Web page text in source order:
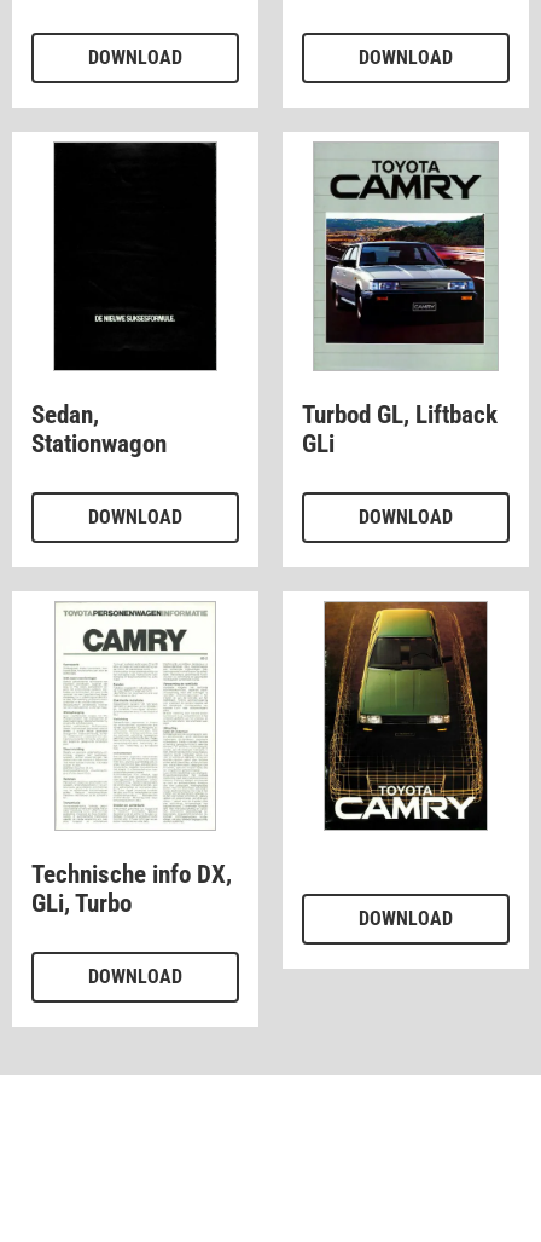
DOWNLOAD DOWNLOAD
Sedan,
Stationwagon
DOWNLOAD
Turbod GL, Liftback
GLi
DOWNLOAD
Technische info DX,
GLi, Turbo
DOWNLOAD
DOWNLOAD